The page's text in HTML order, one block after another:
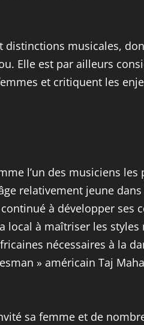
musicales,
Elle est par ailleurs
et critiquent les
l’un des musiciens
relativement jeune
à développer
à maîtriser les
nécessaires à la
» américain Taj
sa femme et de